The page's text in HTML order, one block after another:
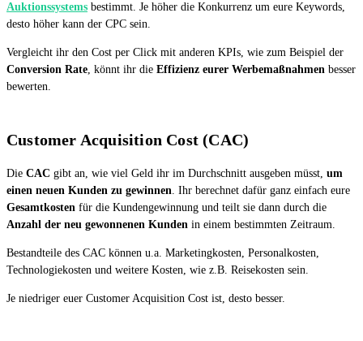
Auktionssystems bestimmt. Je höher die Konkurrenz um eure Keywords,
desto höher kann der CPC sein.
Vergleicht ihr den Cost per Click mit anderen KPIs, wie zum Beispiel der
Conversion Rate, könnt ihr die Effizienz eurer Werbemaßnahmen besser
bewerten.
Customer Acquisition Cost (CAC)
Die CAC gibt an, wie viel Geld ihr im Durchschnitt ausgeben müsst, um
einen neuen Kunden zu gewinnen. Ihr berechnet dafür ganz einfach eure
Gesamtkosten für die Kundengewinnung und teilt sie dann durch die
Anzahl der neu gewonnenen Kunden in einem bestimmten Zeitraum.
Bestandteile des CAC können u.a. Marketingkosten, Personalkosten,
Technologiekosten und weitere Kosten, wie z.B. Reisekosten sein.
Je niedriger euer Customer Acquisition Cost ist, desto besser.